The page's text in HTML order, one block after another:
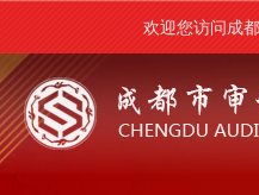
欢迎您访问成